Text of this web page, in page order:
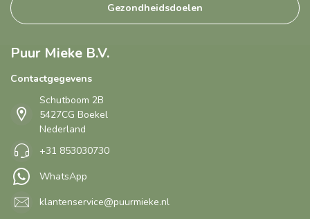
Gezondheidsdoelen
Puur Mieke B.V.
Contactgegevens
Schutboom 2B
5427CG Boekel
Nederland
+31 853030730
WhatsApp
klantenservice@puurmieke.nl